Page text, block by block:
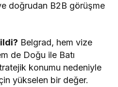
doğrudan B2B görüşme
Belgrad, hem vize
de Doğu ile Batı
konumu nedeniyle
yükselen bir değer.